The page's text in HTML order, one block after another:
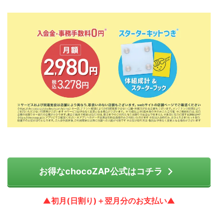
お得なchocoZAP公式はコチラ
▲初月(日割り)＋翌月分のお支払い▲